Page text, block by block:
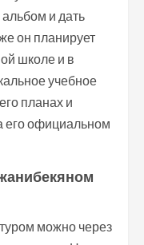
и дать
он планирует
школе и в
учебное
планах и
его официальном
можно через